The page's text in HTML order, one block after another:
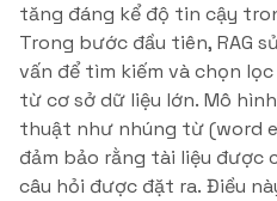
tăng đáng kể độ tin cậy
Trong bước đầu tiên, RAG
vấn để tìm kiếm và chọn
từ cơ sở dữ liệu lớn. Mô
thuật như nhúng từ (word
đảm bảo rằng tài liệu được
câu hỏi được đặt ra. Điều